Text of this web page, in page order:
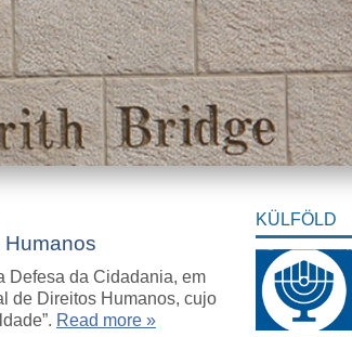
Humanos
Defesa da Cidadania, em
de Direitos Humanos, cujo
Read more »
KÜLFÖLD